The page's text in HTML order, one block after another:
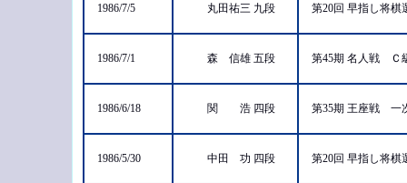
1986/7/5 丸田祐三 九段 第20回 早指し将
1986/7/1 森 信雄 五段 第45期 名人戦 Ｃ
1986/6/18 関 浩 四段 第35期 王座戦 一
1986/5/30 中田 功 四段 第20回 早指し将